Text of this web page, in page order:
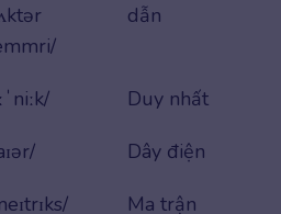
dẫn
Duy nhất
Dây điện
Ma trận